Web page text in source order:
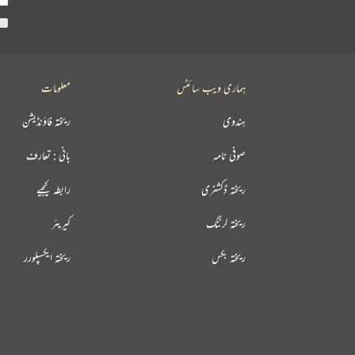
معلومات
ریختہ فاؤنڈیشن
بانی : تعارف
رابطہ کیجیے
کیریئر
ریختہ ایکسپلورر
ہماری ویب سائٹس
ہندوی
صوفی نامہ
ریختہ ڈکشنری
ریختہ لرننگ
ریختہ بکس